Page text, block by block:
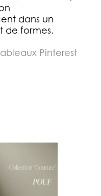
dans un
de formes.
Pinterest